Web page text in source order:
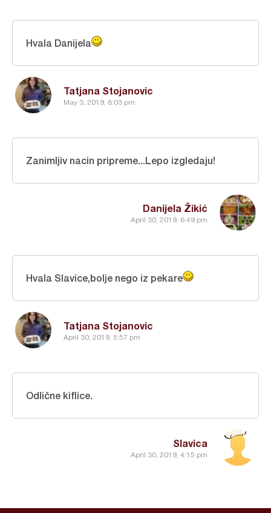
Tatjana Stojanovic
May 3, 2019, 8:03 pm
Hvala Danijela
Danijela Žikić
April 30, 2019, 6:49 pm
Zanimljiv nacin pripreme...Lepo izgledaju!
Tatjana Stojanovic
April 30, 2019, 5:57 pm
Hvala Slavice,bolje nego iz pekare
Slavica
April 30, 2019, 4:15 pm
Odlične kiflice.